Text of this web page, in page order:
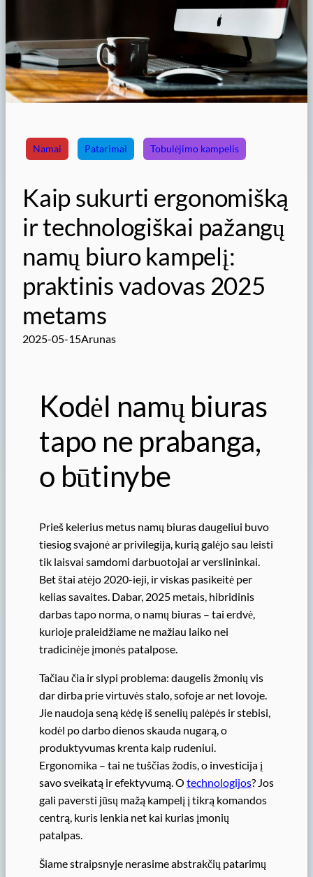
Namai Patarimai Tobulėjimo kampelis
Kaip sukurti ergonomišką
ir technologiškai pažangų
namų biuro kampelį:
praktinis vadovas 2025
metams
2025-05-15Arunas
Kodėl namų biuras
tapo ne prabanga,
o būtinybe
Prieš kelerius metus namų biuras daugeliui buvo
tiesiog svajonė ar privilegija, kurią galėjo sau leisti
tik laisvai samdomi darbuotojai ar verslininkai.
Bet štai atėjo 2020-ieji, ir viskas pasikeitė per
kelias savaites. Dabar, 2025 metais, hibridinis
darbas tapo norma, o namų biuras – tai erdvė,
kurioje praleidžiame ne mažiau laiko nei
tradicinėje įmonės patalpose.
Tačiau čia ir slypi problema: daugelis žmonių vis
dar dirba prie virtuvės stalo, sofoje ar net lovoje.
Jie naudoja seną kėdę iš senelių palėpės ir stebisi,
kodėl po darbo dienos skauda nugarą, o
produktyvumas krenta kaip rudeniui.
Ergonomika – tai ne tuščias žodis, o investicija į
savo sveikatą ir efektyvumą. O technologijos? Jos
gali paversti jūsų mažą kampelį į tikrą komandos
centrą, kuris lenkia net kai kurias įmonių
patalpas.
Šiame straipsnyje nerasime abstrakčių patarimų